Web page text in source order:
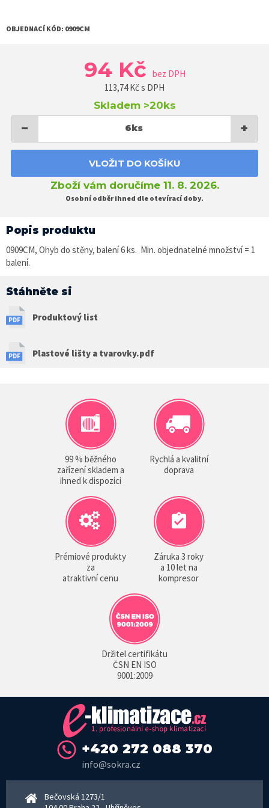
OBJEDNACÍ KÓD: 0909CM
94 Kč bez DPH
113,74Kč s DPH
Skladem >20ks
− 6ks +
VLOŽIT DO KOŠÍKU
Zboží vám doručíme 11. 8. 2026.
Osobní odběr ihned dle otevírací doby.
Popis produktu
0909CM, Ohyb do stěny, balení 6 ks. Min. objednatelné množství = 1
balení.
Stáhněte si
Produktový list
Plastové lišty a tvarovky.pdf
99 % běžného
zařízení skladem a
ihned k dispozici
Rychlá a kvalitní
doprava
Prémiové produkty
za
atraktivní cenu
Záruka 3 roky
a 10 let na
kompresor
Držitel certifikátu
ČSN EN ISO
9001:2009
+420 272 088 370
info@sokra.cz
Bečovská 1273/1